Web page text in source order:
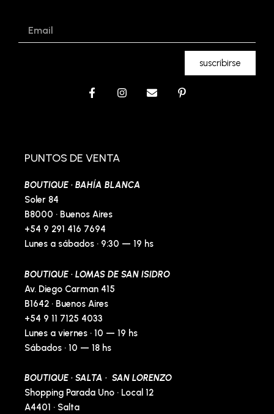
suscribirse
F
o
k
f
I
E
P
PUNTOS DE VENTA
BOUTIQUE · BAHÍA BLANCA
Soler 84
B8000 · Buenos Aires
+54 9 291 416 7694
Lunes a sábados · 9:30 — 19 hs
BOUTIQUE · LOMAS DE SAN ISIDRO
Av. Diego Carman 415
B1642 · Buenos Aires
+54 9 11 7125 4033
Lunes a viernes · 10 — 19 hs
Sábados · 10 — 18 hs
BOUTIQUE · SALTA · SAN LORENZO
Shopping Parada Uno · Local 12
A4401 · Salta